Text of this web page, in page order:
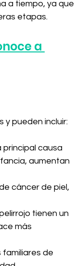
a tiempo, ya que
etapas.
a
y pueden incluir:
principal causa
aumentan
cáncer de piel,
tienen un
más
de